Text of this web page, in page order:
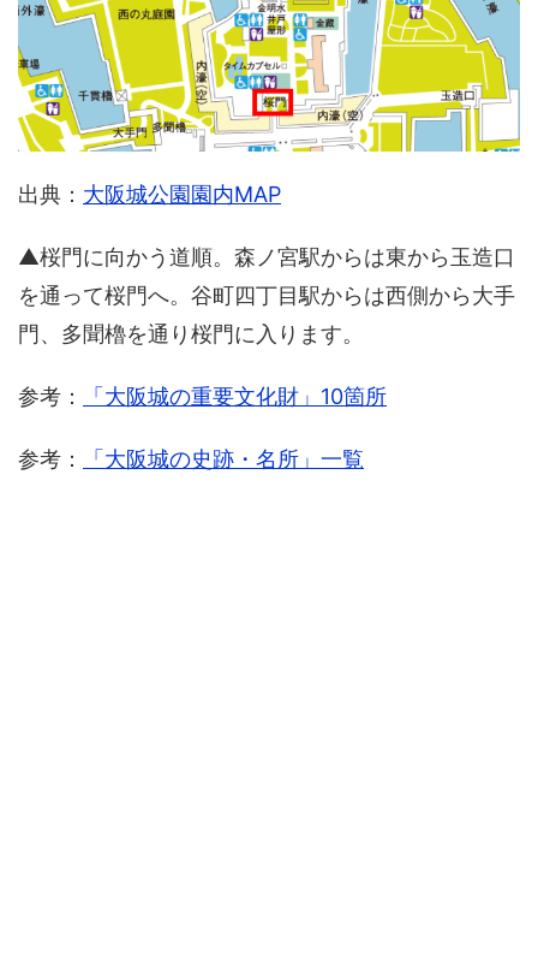
出典： 大阪城公園園内MAP
▲桜門に向かう道順。森ノ宮駅からは東から玉造口
を通って桜門へ。谷町四丁目駅からは西側から大手
門、多聞櫓を通り桜門に入ります。
参考： 「大阪城の重要文化財」10箇所
参考： 「大阪城の史跡・名所」一覧